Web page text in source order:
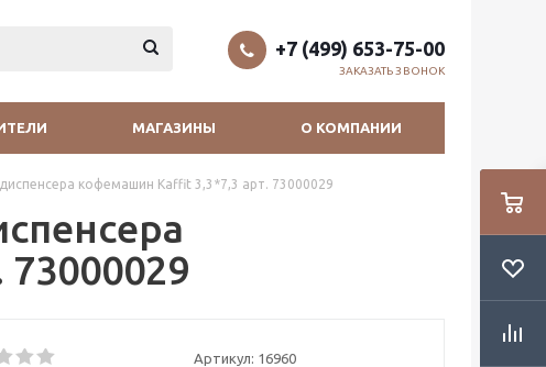
+7 (499) 653-75-00
ЗАКАЗАТЬ ЗВОНОК
МАГАЗИНЫ О КОМПАНИИ
кофемашин Kaffit 3,3*7,3 арт. 73000029
Артикул: 16960